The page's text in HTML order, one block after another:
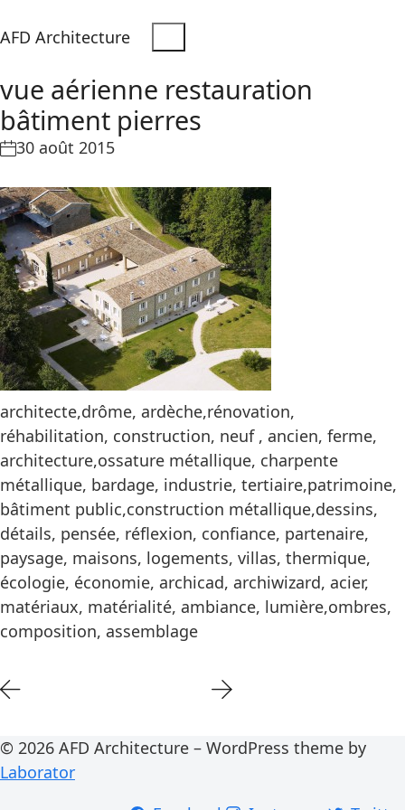
AFD Architecture
vue aérienne restauration
bâtiment pierres
30 août 2015
architecte,drôme, ardèche,rénovation,
réhabilitation, construction, neuf , ancien, ferme,
architecture,ossature métallique, charpente
métallique, bardage, industrie, tertiaire,patrimoine,
bâtiment public,construction métallique,dessins,
détails, pensée, réflexion, confiance, partenaire,
paysage, maisons, logements, villas, thermique,
écologie, économie, archicad, archiwizard, acier,
matériaux, matérialité, ambiance, lumière,ombres,
composition, assemblage
© 2026 AFD Architecture – WordPress theme by
Laborator